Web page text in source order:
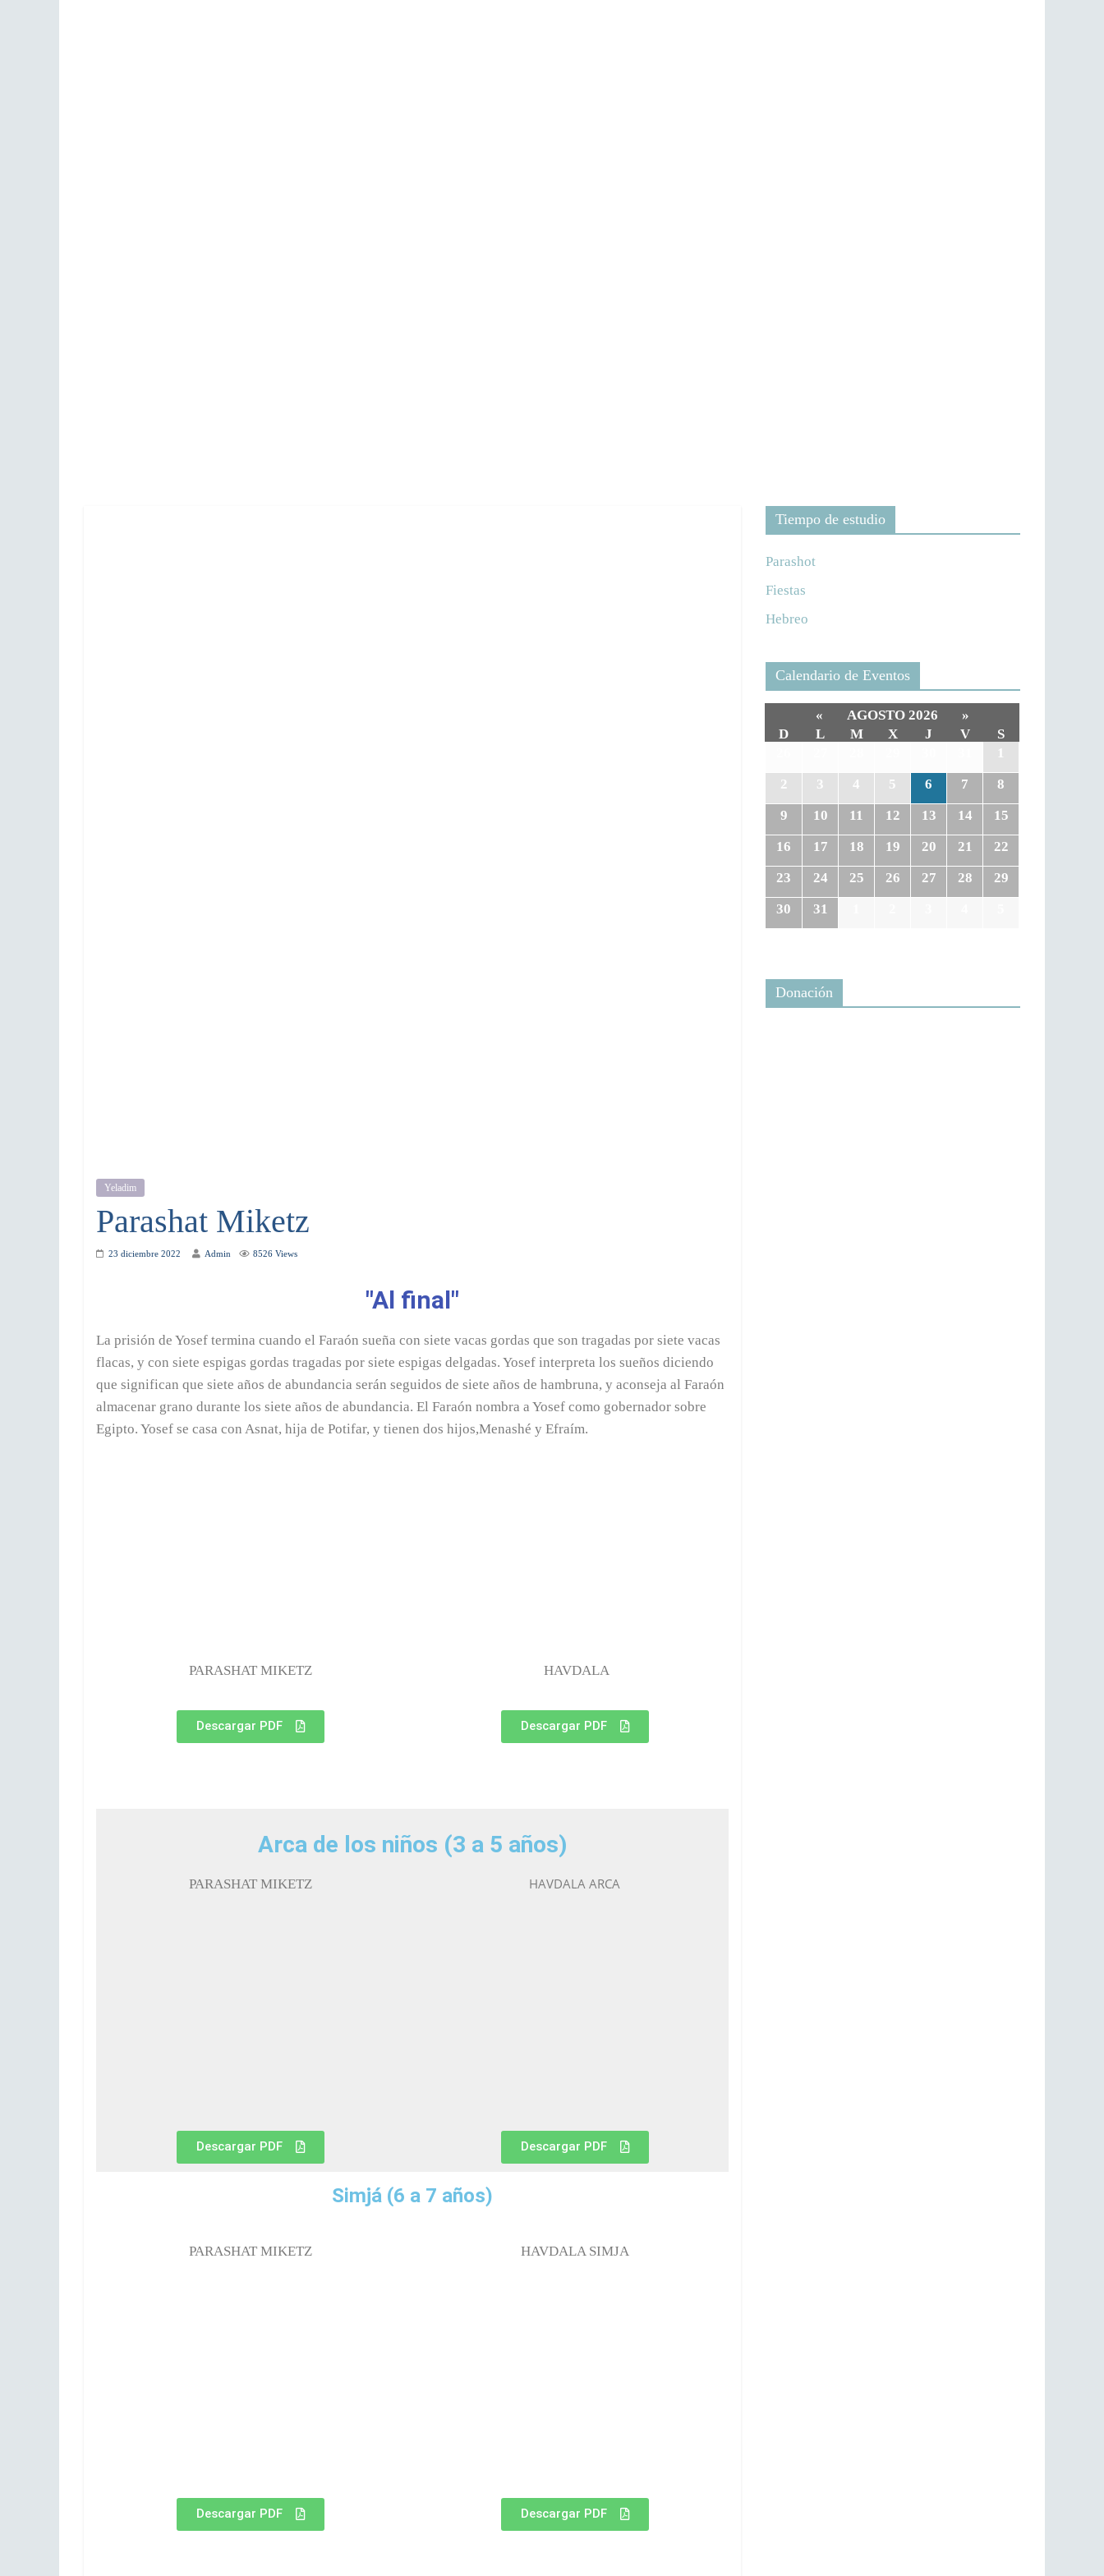
Yeladim
Parashat Miketz
23 diciembre 2022 Admin 8526 Views
"Al final"
La prisión de Yosef termina cuando el Faraón sueña con siete vacas gordas que son tragadas por siete vacas
flacas, y con siete espigas gordas tragadas por siete espigas delgadas. Yosef interpreta los sueños diciendo
que significan que siete años de abundancia serán seguidos de siete años de hambruna, y aconseja al Faraón
almacenar grano durante los siete años de abundancia. El Faraón nombra a Yosef como gobernador sobre
Egipto. Yosef se casa con Asnat, hija de Potifar, y tienen dos hijos,Menashé y Efraím.
PARASHAT MIKETZ
Descargar PDF
HAVDALA
Descargar PDF
Arca de los niños (3 a 5 años)
PARASHAT MIKETZ
Descargar PDF
HAVDALA ARCA
Descargar PDF
Simjá (6 a 7 años)
PARASHAT MIKETZ
Descargar PDF
HAVDALA SIMJA
Descargar PDF
Tiempo de estudio
Parashot
Fiestas
Hebreo
Calendario de Eventos
« AGOSTO 2026
»
D
L M X J V
S
1
2
3 4 5 6 7
8
9
10 11 12 13 14
15
16
17 18 19 20 21
22
23
24 25 26 27 28
29
30
31
Donación